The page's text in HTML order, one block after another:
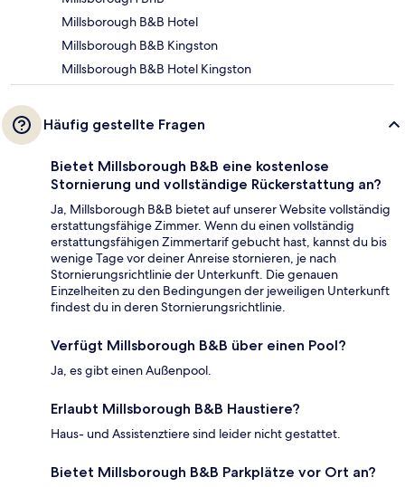
Millsborough B&B Hotel
Millsborough B&B Kingston
Millsborough B&B Hotel Kingston
Häufig gestellte Fragen
Bietet Millsborough B&B eine kostenlose
Stornierung und vollständige Rückerstattung an?
Ja, Millsborough B&B bietet auf unserer Website vollständig
erstattungsfähige Zimmer. Wenn du einen vollständig
erstattungsfähigen Zimmertarif gebucht hast, kannst du bis
wenige Tage vor deiner Anreise stornieren, je nach
Stornierungsrichtlinie der Unterkunft. Die genauen
Einzelheiten zu den Bedingungen der jeweiligen Unterkunft
findest du in deren Stornierungsrichtlinie.
Verfügt Millsborough B&B über einen Pool?
Ja, es gibt einen Außenpool.
Erlaubt Millsborough B&B Haustiere?
Haus- und Assistenztiere sind leider nicht gestattet.
Bietet Millsborough B&B Parkplätze vor Ort an?